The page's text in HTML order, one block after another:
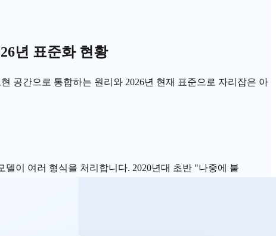
년 표준화 현황
공간으로 통합하는 원리와 2026년 현재 표준으로 자리잡은 아
이 여러 형식을 처리합니다. 2020년대 초반 "나중에 붙